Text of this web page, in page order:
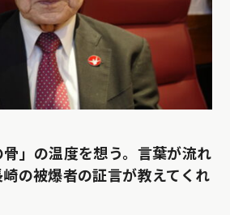
骨」の温度を想う。言葉が流れ
の被爆者の証言が教えてくれ